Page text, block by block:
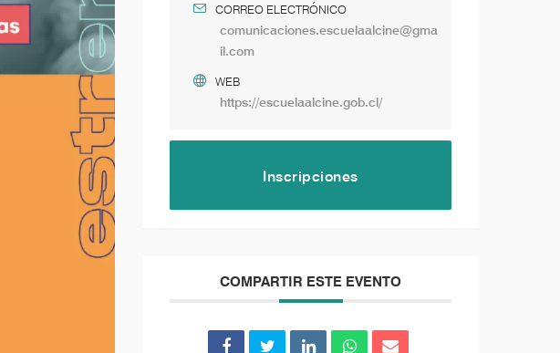
CORREO ELECTRÓNICO
comunicaciones.escuelaalcine@gma
il.com
WEB
https://escuelaalcine.gob.cl/
Inscripciones
COMPARTIR ESTE EVENTO